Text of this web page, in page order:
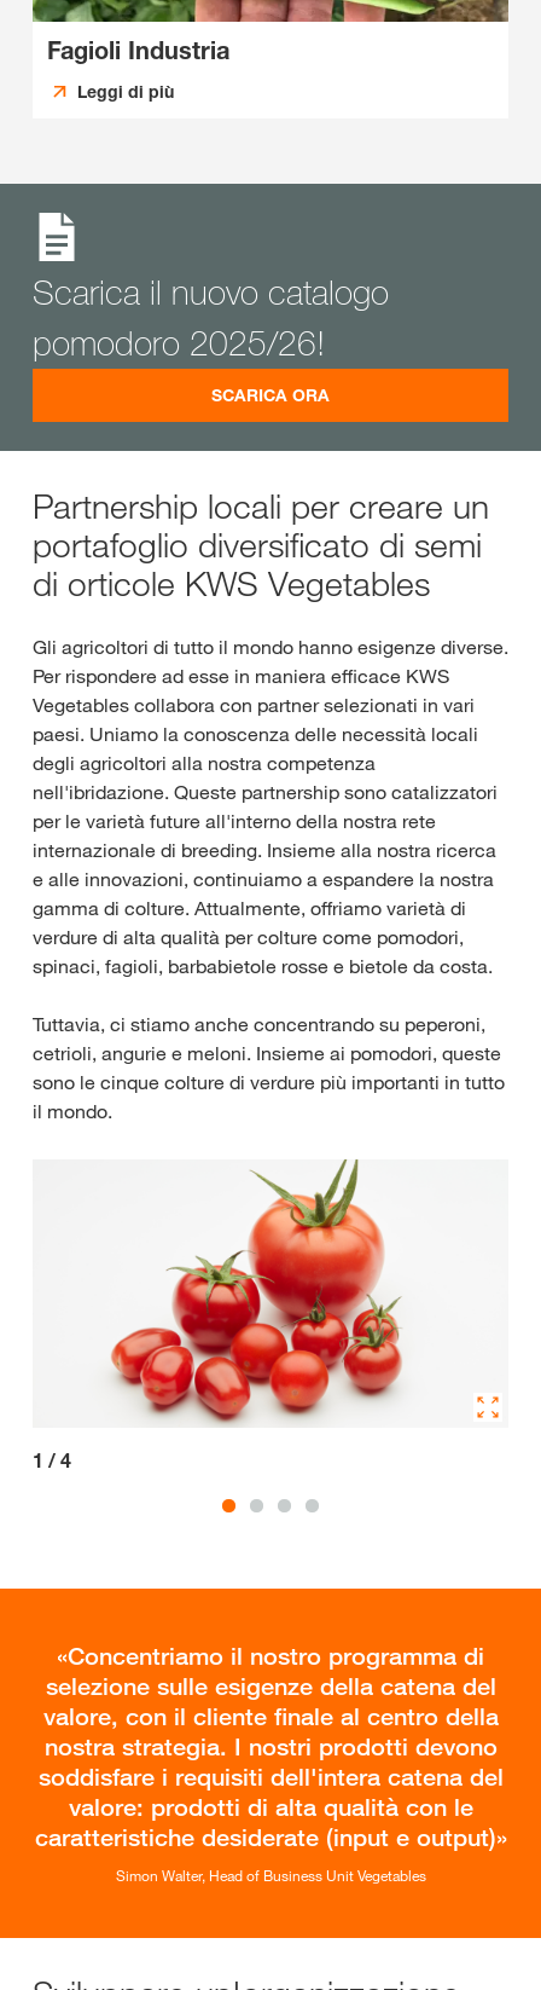
Fagioli Industria
Leggi di più
Scarica il nuovo catalogo
pomodoro 2025/26!
SCARICA ORA
Partnership locali per creare un
portafoglio diversificato di semi
di orticole KWS Vegetables
Gli agricoltori di tutto il mondo hanno esigenze diverse.
Per rispondere ad esse in maniera efficace KWS
Vegetables collabora con partner selezionati in vari
paesi. Uniamo la conoscenza delle necessità locali
degli agricoltori alla nostra competenza
nell'ibridazione. Queste partnership sono catalizzatori
per le varietà future all'interno della nostra rete
internazionale di breeding. Insieme alla nostra ricerca
e alle innovazioni, continuiamo a espandere la nostra
gamma di colture. Attualmente, offriamo varietà di
verdure di alta qualità per colture come pomodori,
spinaci, fagioli, barbabietole rosse e bietole da costa.
Tuttavia, ci stiamo anche concentrando su peperoni,
cetrioli, angurie e meloni. Insieme ai pomodori, queste
sono le cinque colture di verdure più importanti in tutto
il mondo.
1 / 4
Concentriamo il nostro programma di
selezione sulle esigenze della catena del
valore, con il cliente finale al centro della
nostra strategia. I nostri prodotti devono
soddisfare i requisiti dell'intera catena del
valore: prodotti di alta qualità con le
caratteristiche desiderate (input e output)
Simon Walter, Head of Business Unit Vegetables